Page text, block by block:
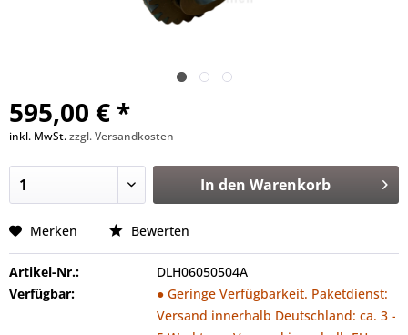
595,00 € *
inkl. MwSt.zzgl. Versandkosten
In den Warenkorb
Merken Bewerten
Artikel-Nr.:
DLH06050504A
Verfügbar:
● Geringe Verfügbarkeit. Paketdienst:
Versand innerhalb Deutschland: ca. 3 -